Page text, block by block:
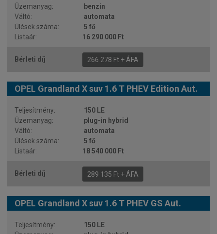
benzin
automata
5 fő
16 290 000 Ft
266 278 Ft + ÁFA
OPEL Grandland X suv 1.6 T PHEV Edition Aut.
150 LE
plug-in hybrid
automata
5 fő
18 540 000 Ft
289 135 Ft + ÁFA
OPEL Grandland X suv 1.6 T PHEV GS Aut.
150 LE